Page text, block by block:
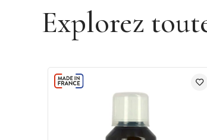
Dosage conseillé : 0,1
Degré alcoolique :
Explorez